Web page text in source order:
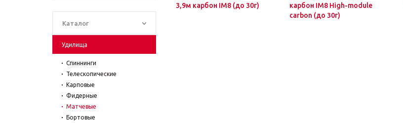
Каталог
Удилища
Спиннинги
Телескопические
Карповые
Фидерные
Матчевые
Бортовые
3,9м карбон IM8 (до 30г)
карбон IM8 High-module
carbon (до 30г)